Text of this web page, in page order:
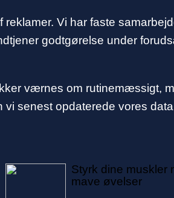
Vi har faste
godtgørelse under
værnes om rutinemæssigt,
senest opdaterede vores
Styrk dine muskler
mave øvelser